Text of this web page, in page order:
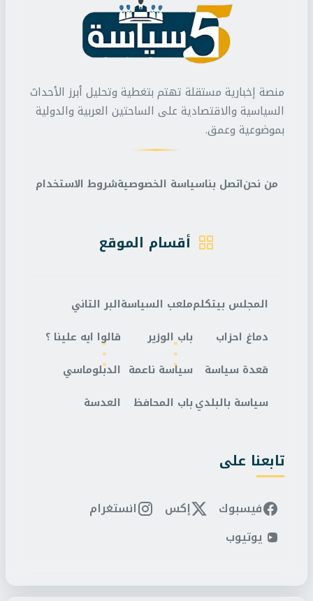
منصة إخبارية مستقلة تهتم بتغطية وتحليل أبرز الأحداث
السياسية والاقتصادية على الساحتين العربية والدولية
بموضوعية وعمق.
من نحناتصل بناسياسة الخصوصيةشروط الاستخدام
أقسام الموقع
المجلس بيتكلم
دماغ احزاب
قعدة سياسة
سياسة بالبلدي
ملعب السياسة
باب الوزير
سياسة ناعمة
باب المحافظ
البر التاني
قالوا ايه علينا ؟
الدبلوماسي
العدسة
تابعنا على
فيسبوك إكس
انستغرام
يوتيوب